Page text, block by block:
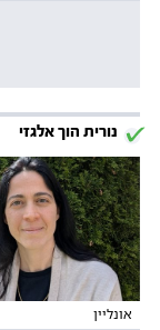
נורית הוך אלגזי
אונליין